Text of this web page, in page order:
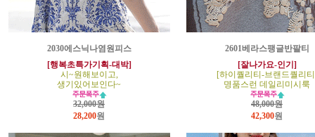
2030에스닉나염원피스
[행복초특가기획-대박]
시~원해보이고,
생기있어보인다~
32,000원
28,200원
2601베라스팽글반팔티
[잘나가요-인기]
[하이퀄리티-브랜드퀄리
명품스런 데일리미시룩
48,000원
42,300원